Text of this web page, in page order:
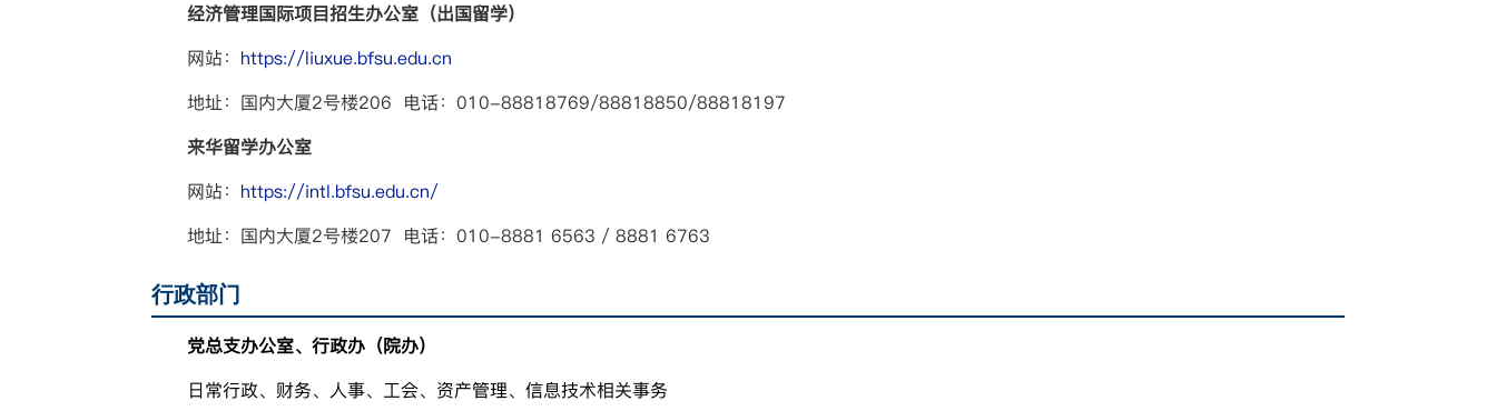
经济管理国际项目招生办公室（出国留学）
网站： https://liuxue.bfsu.edu.cn
地址：国内大厦2号楼206 电话：010-88818769/88818850/88818197
来华留学办公室
网站： https://intl.bfsu.edu.cn/
地址：国内大厦2号楼207 电话：010-8881 6563 / 8881 6763
行政部门
党总支办公室、行政办（院办）
日常行政、财务、人事、工会、资产管理、信息技术相关事务